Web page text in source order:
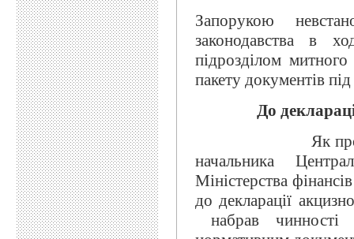
Запорукою
законодавства в
підрозділом
пакету документів
До
Як
начальника
Міністерства
до декларації
набрав